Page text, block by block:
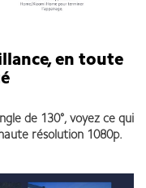
en toute
de 130°, voyez ce qui
résolution 1080p.